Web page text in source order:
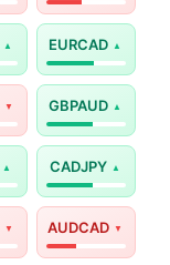
EURCAD
GBPAUD
CADJPY
AUDCAD